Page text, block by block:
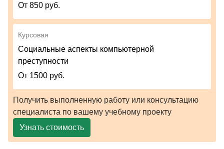
От 850 руб.
Курсовая
Социальные аспекты компьютерной
преступности
От 1500 руб.
Получить выполненную работу или консультацию
специалиста по вашему учебному проекту
Узнать стоимость